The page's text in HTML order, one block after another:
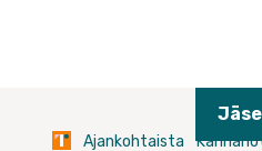
Ajankohtaista